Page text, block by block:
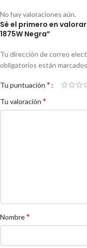
No hay valoraciones aún.
Sé el primero en
1875W Negra”
Tu dirección de correo
obligatorios están
Tu puntuación *
Tu valoración *
Nombre*